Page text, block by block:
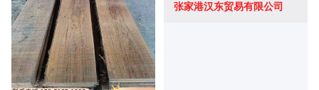
张家港汉东贸易有限公司